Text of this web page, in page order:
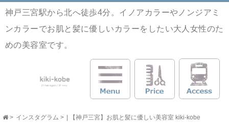
神戸三宮駅から北へ徒歩4分。イノアカラーやノンジアミ
ンカラーでお肌と髪に優しいカラーをしたい大人女性のた
めの美容室です。
> インスタグラム > | 【神戸三宮】お肌と髪に優しい美容室 kiki-kobe